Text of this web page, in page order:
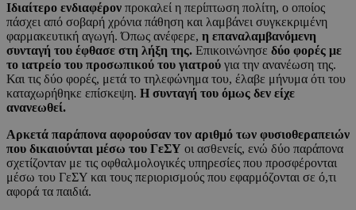
Ιδιαίτερο ενδιαφέρον προκαλεί η περίπτωση πολίτη, ο οποίος
πάσχει από σοβαρή χρόνια πάθηση και λαμβάνει συγκεκριμένη
φαρμακευτική αγωγή. Όπως ανέφερε, η επαναλαμβανόμενη
συνταγή του έφθασε στη λήξη της. Επικοινώνησε δύο φορές με
το ιατρείο του προσωπικού του γιατρού για την ανανέωση της.
Και τις δύο φορές, μετά το τηλεφώνημα του, έλαβε μήνυμα ότι του
καταχωρήθηκε επίσκεψη. Η συνταγή του όμως δεν είχε
ανανεωθεί.
Αρκετά παράπονα αφορούσαν τον αριθμό των φυσιοθεραπειών
που δικαιούνται μέσω του ΓεΣΥ οι ασθενείς, ενώ δύο παράπονα
σχετίζονταν με τις οφθαλμολογικές υπηρεσίες που προσφέρονται
μέσω του ΓεΣΥ και τους περιορισμούς που εφαρμόζονται σε ό,τι
αφορά τα παιδιά.